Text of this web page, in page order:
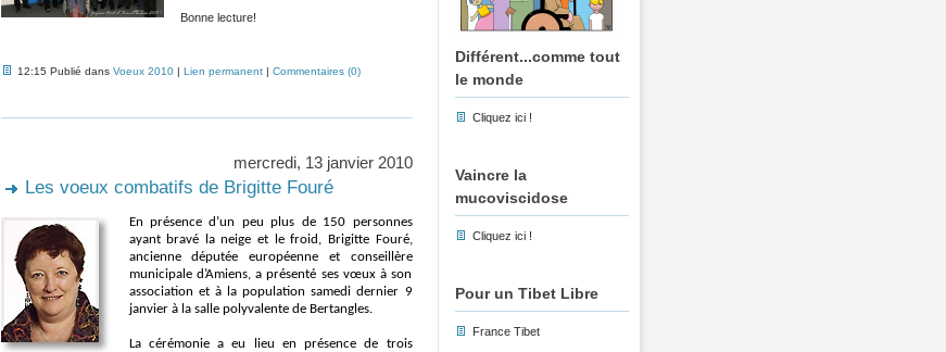
Différent...comme tout
le monde
Cliquez ici !
Vaincre la
mucoviscidose
Cliquez ici !
Pour un Tibet Libre
France Tibet
Bonne lecture!
12:15 Publié dans Voeux 2010| Lien permanent| Commentaires (0)
mercredi, 13 janvier 2010
Les voeux combatifs de Brigitte Fouré
En présence d’un peu plus de 150 personnes
ayant bravé la neige et le froid, Brigitte Fouré,
ancienne députée européenne et conseillère
municipale d’Amiens, a présenté ses vœux à son
association et à la population samedi dernier 9
janvier à la salle polyvalente de Bertangles.
La cérémonie a eu lieu en présence de trois